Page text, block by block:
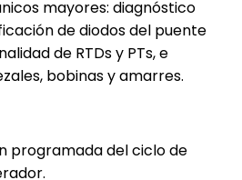
mayores: diagnóstico
de diodos del puente
de RTDs y PTs, e
bobinas y amarres.
programada del ciclo de